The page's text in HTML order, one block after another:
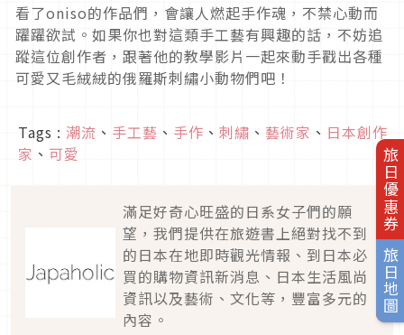
旅日優惠券
旅日地圖
看了oniso的作品們，會讓人燃起手作魂，不禁心動而
躍躍欲試。如果你也對這類手工藝有興趣的話，不妨追
蹤這位創作者，跟著他的教學影片一起來動手戳出各種
可愛又毛絨絨的俄羅斯刺繡小動物們吧！
Tags : 潮流 、 手工藝 、 手作 、 刺繡 、 藝術家 、 日本創作
家 、 可愛
滿足好奇心旺盛的日系女子們的願
望，我們提供在旅遊書上絕對找不到
的日本在地即時觀光情報、到日本必
買的購物資訊新消息、日本生活風尚
資訊以及藝術、文化等，豐富多元的
內容。